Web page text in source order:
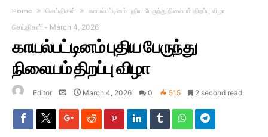
Home செய்திகள் காயல்பட்டினம் புதிய பேருந்து நிலையம் திறப்பு விழா
செய்திகள் - March 4, 2026
காயல்பட்டினம் புதிய பேருந்து
நிலையம் திறப்பு விழா
Editor March 4, 2026 0 515 2 second read